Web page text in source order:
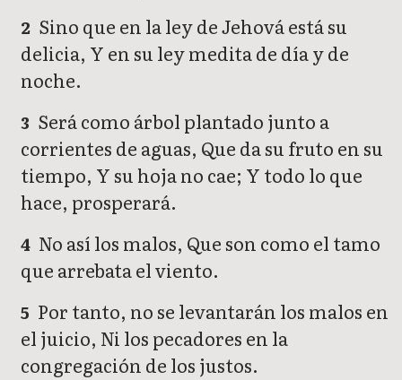
2 Sino que en la ley de Jehová está su
delicia, Y en su ley medita de día y de
noche.
3 Será como árbol plantado junto a
corrientes de aguas, Que da su fruto en su
tiempo, Y su hoja no cae; Y todo lo que
hace, prosperará.
4 No así los malos, Que son como el tamo
que arrebata el viento.
5 Por tanto, no se levantarán los malos en
el juicio, Ni los pecadores en la
congregación de los justos.